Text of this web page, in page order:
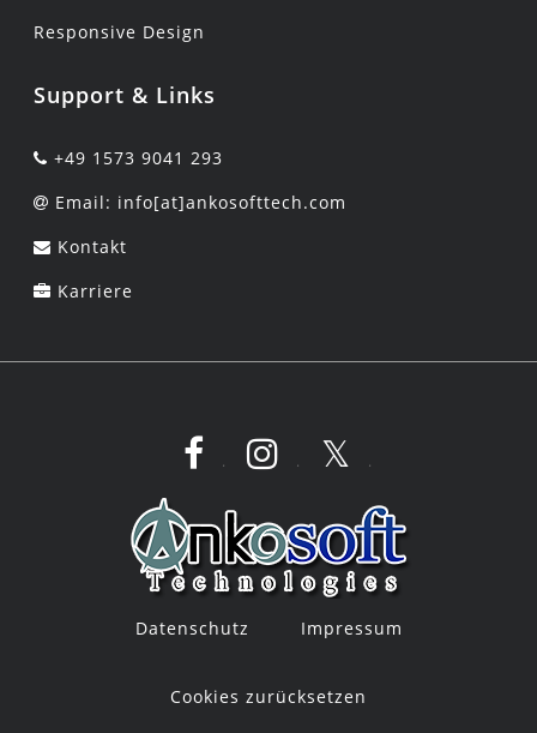
Responsive Design
Support & Links
+49 1573 9041 293
Email: info[at]ankosofttech.com
Kontakt
Karriere
. . .
Datenschutz Impressum
Cookies zurücksetzen